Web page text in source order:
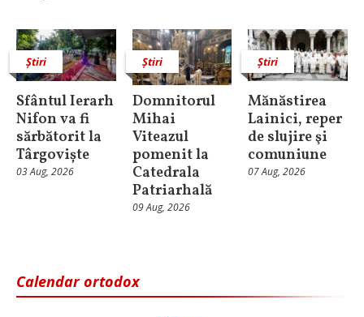
Știri
Sfântul Ierarh
Nifon va fi
sărbătorit la
Târgoviște
03 Aug, 2026
Știri
Domnitorul
Mihai
Viteazul
pomenit la
Catedrala
Patriarhală
09 Aug, 2026
Știri
Mănăstirea
Lainici, reper
de slujire şi
comuniune
07 Aug, 2026
Calendar ortodox